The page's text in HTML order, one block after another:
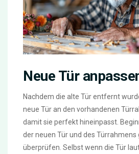
Neue Tür
Nachdem die alte Tür entfernt
neue Tür an den vorhandenen
damit sie perfekt hineinpasst.
der neuen Tür und des Türrahmens
überprüfen. Selbst wenn die Tür